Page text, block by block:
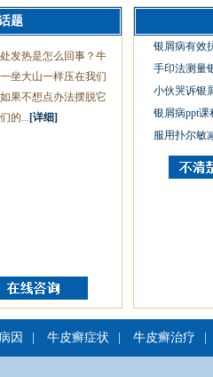
题
发热是怎么回事？牛
坐大山一样压在我们
果不想点办法摆脱它
的... [详细]
银屑病有效
手印法测量
小伙哭诉银
银屑病ppt课
服用扑尔敏
因 牛皮癣症状 牛皮癣治疗